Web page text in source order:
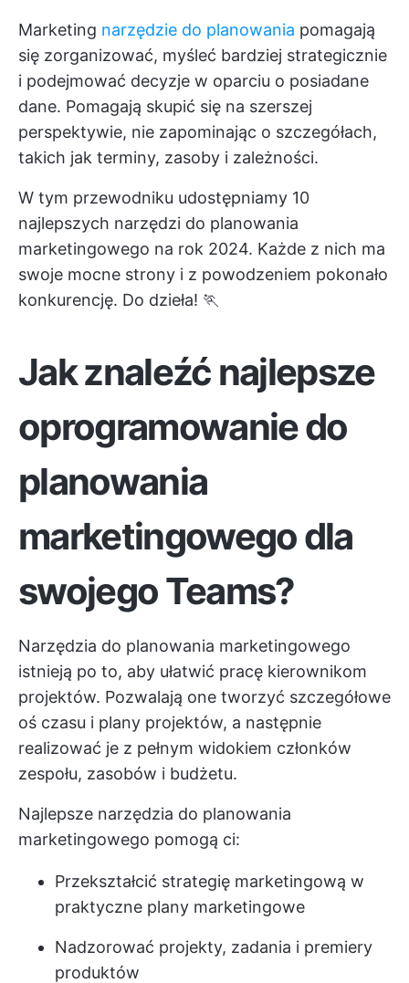
Marketing narzędzie do planowania pomagają
się zorganizować, myśleć bardziej strategicznie
i podejmować decyzje w oparciu o posiadane
dane. Pomagają skupić się na szerszej
perspektywie, nie zapominając o szczegółach,
takich jak terminy, zasoby i zależności.
W tym przewodniku udostępniamy 10
najlepszych narzędzi do planowania
marketingowego na rok 2024. Każde z nich ma
swoje mocne strony i z powodzeniem pokonało
konkurencję. Do dzieła! 🏃
Jak znaleźć najlepsze
oprogramowanie do
planowania
marketingowego dla
swojego Teams?
Narzędzia do planowania marketingowego
istnieją po to, aby ułatwić pracę kierownikom
projektów. Pozwalają one tworzyć szczegółowe
oś czasu i plany projektów, a następnie
realizować je z pełnym widokiem członków
zespołu, zasobów i budżetu.
Najlepsze narzędzia do planowania
marketingowego pomogą ci:
Przekształcić strategię marketingową w
praktyczne plany marketingowe
Nadzorować projekty, zadania i premiery
produktów